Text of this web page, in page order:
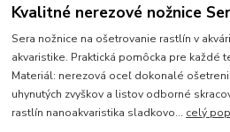
Kvalitné nerezové nožnice
Sera nožnice na ošetrovanie rastlín v
akvaristike. Praktická pomôcka pre každé
Materiál: nerezová oceľ dokonalé
uhynutých zvyškov a listov odborné
rastlín nanoakvaristika sladkovo... celý